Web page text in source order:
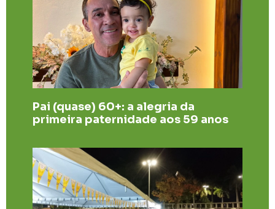
Pai (quase) 60+: a alegria da
primeira paternidade aos 59 anos